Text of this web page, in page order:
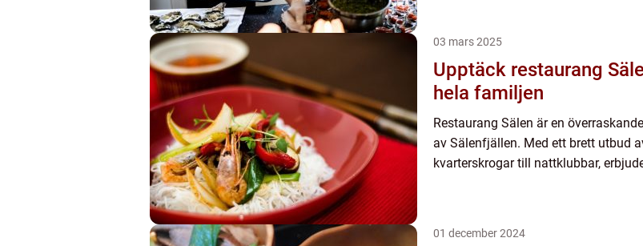
03 mars 2025
Upptäck restaurang
hela familjen
Restaurang Sälen är en
av Sälenfjällen. Med ett brett utbud
kvarterskrogar till nattklubbar,
01 december 2024